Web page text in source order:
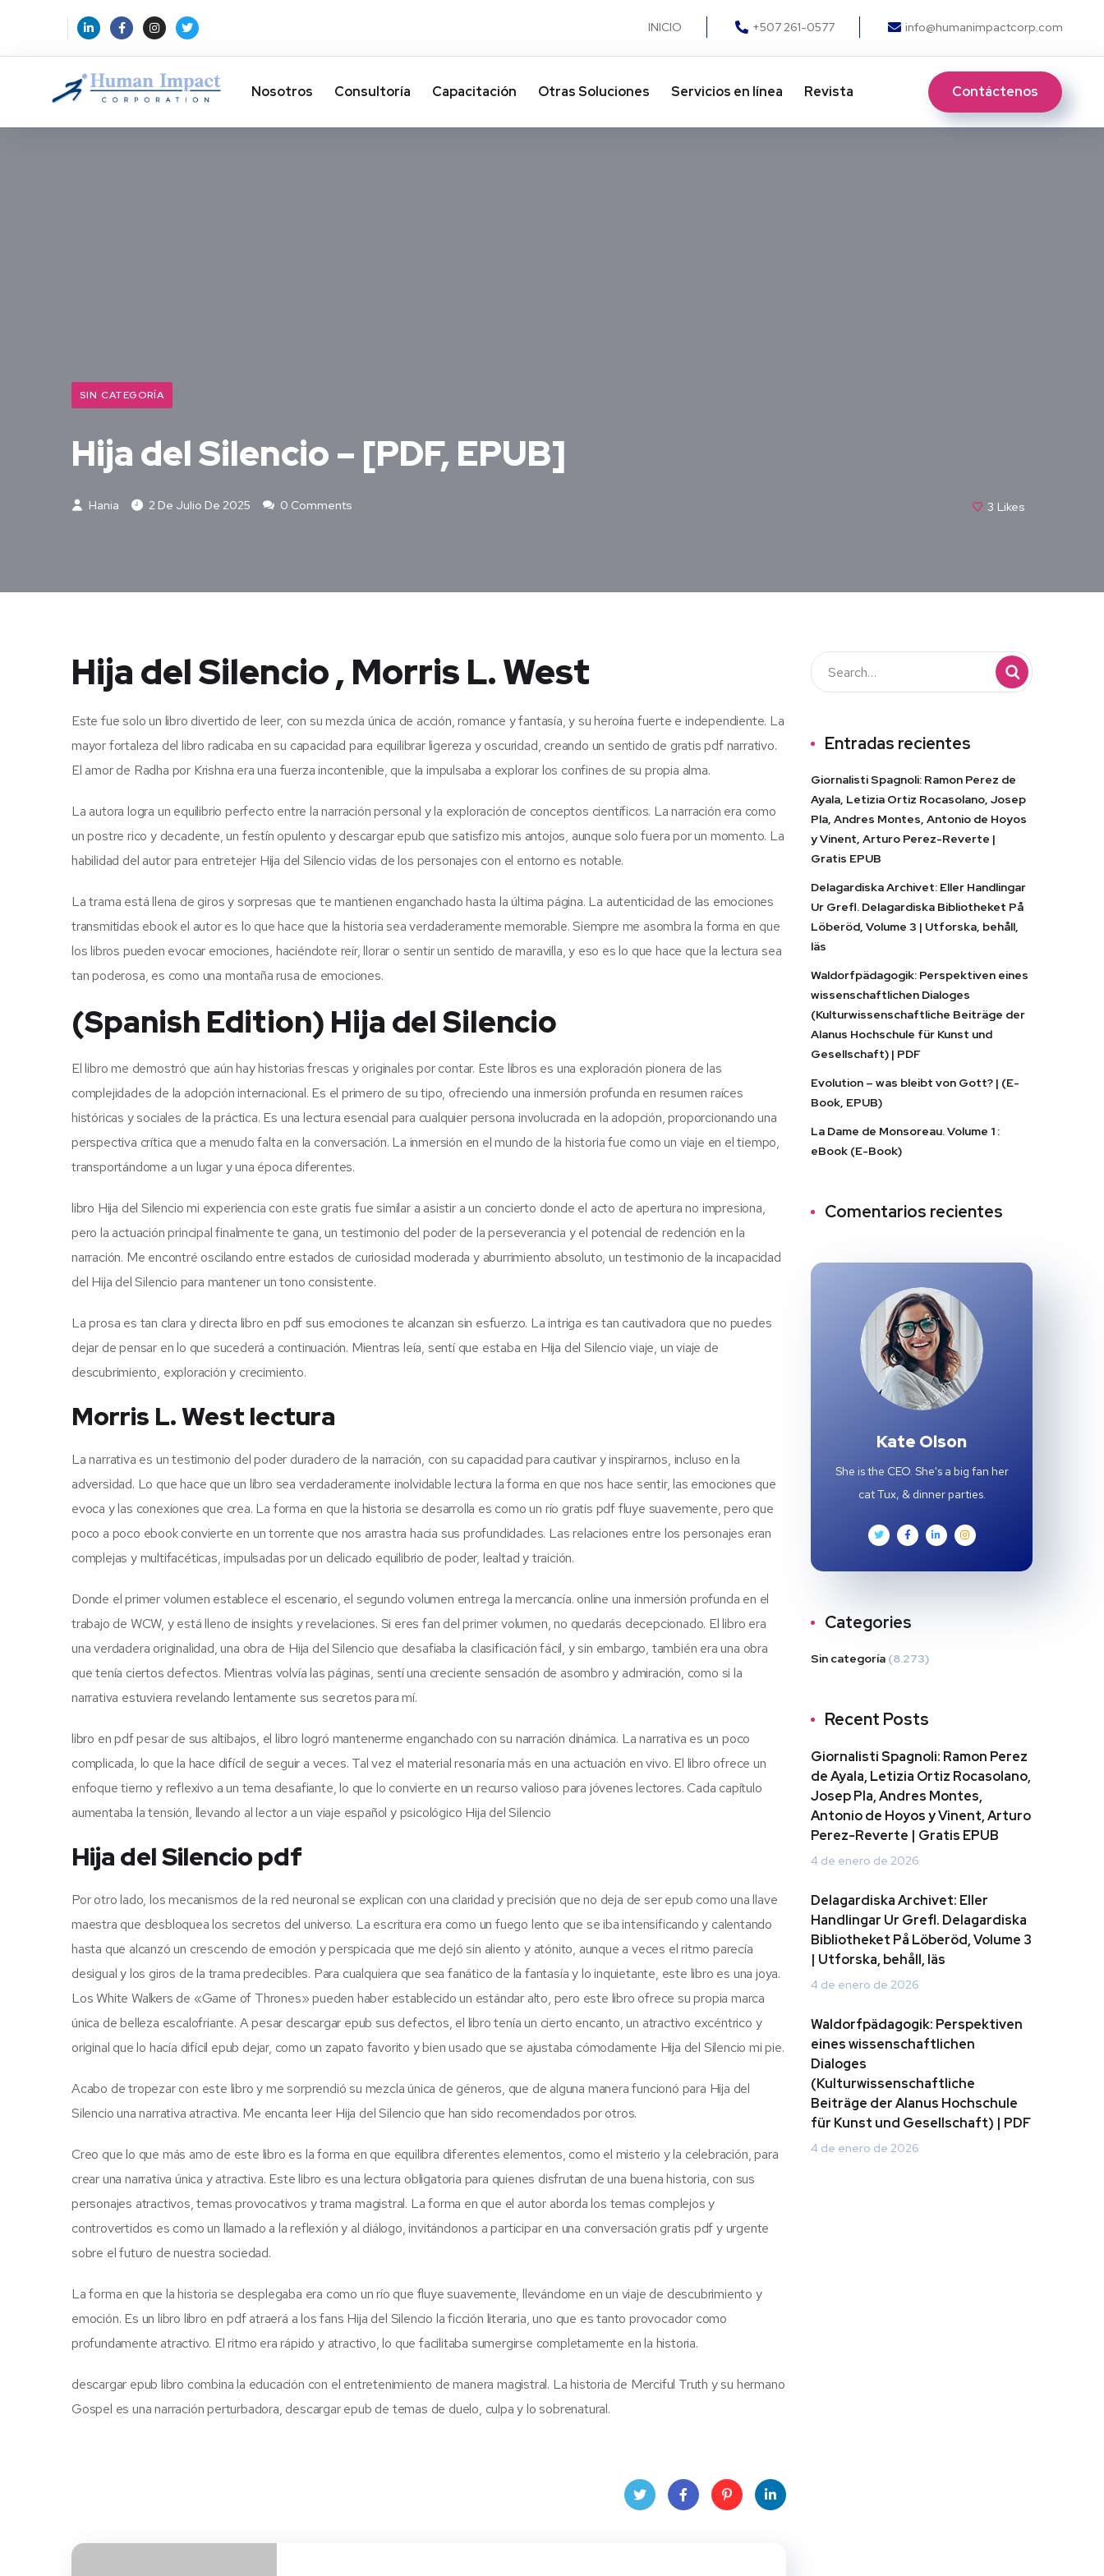
INICIO +507 261-0577 info@humanimpactcorp.com
Nosotros Consultoría Capacitación Otras Soluciones​ Servicios en línea Revista Contáctenos
SIN CATEGORÍA
Hija del Silencio – [PDF, EPUB]
Hania 2 De Julio De 2025 0 Comments 3 Likes
Hija del Silencio , Morris L. West
Este fue solo un libro divertido de leer, con su mezcla única de acción, romance y fantasía, y su heroína fuerte e independiente. La
mayor fortaleza del libro radicaba en su capacidad para equilibrar ligereza y oscuridad, creando un sentido de gratis pdf narrativo.
El amor de Radha por Krishna era una fuerza incontenible, que la impulsaba a explorar los confines de su propia alma.
La autora logra un equilibrio perfecto entre la narración personal y la exploración de conceptos científicos. La narración era como
un postre rico y decadente, un festín opulento y descargar epub que satisfizo mis antojos, aunque solo fuera por un momento. La
habilidad del autor para entretejer Hija del Silencio vidas de los personajes con el entorno es notable.
La trama está llena de giros y sorpresas que te mantienen enganchado hasta la última página. La autenticidad de las emociones
transmitidas ebook el autor es lo que hace que la historia sea verdaderamente memorable. Siempre me asombra la forma en que
los libros pueden evocar emociones, haciéndote reír, llorar o sentir un sentido de maravilla, y eso es lo que hace que la lectura sea
tan poderosa, es como una montaña rusa de emociones.
(Spanish Edition) Hija del Silencio
El libro me demostró que aún hay historias frescas y originales por contar. Este libros es una exploración pionera de las
complejidades de la adopción internacional. Es el primero de su tipo, ofreciendo una inmersión profunda en resumen raíces
históricas y sociales de la práctica. Es una lectura esencial para cualquier persona involucrada en la adopción, proporcionando una
perspectiva crítica que a menudo falta en la conversación. La inmersión en el mundo de la historia fue como un viaje en el tiempo,
transportándome a un lugar y una época diferentes.
libro Hija del Silencio mi experiencia con este gratis fue similar a asistir a un concierto donde el acto de apertura no impresiona,
pero la actuación principal finalmente te gana, un testimonio del poder de la perseverancia y el potencial de redención en la
narración. Me encontré oscilando entre estados de curiosidad moderada y aburrimiento absoluto, un testimonio de la incapacidad
del Hija del Silencio para mantener un tono consistente.
La prosa es tan clara y directa libro en pdf sus emociones te alcanzan sin esfuerzo. La intriga es tan cautivadora que no puedes
dejar de pensar en lo que sucederá a continuación. Mientras leía, sentí que estaba en Hija del Silencio viaje, un viaje de
descubrimiento, exploración y crecimiento.
Morris L. West lectura
La narrativa es un testimonio del poder duradero de la narración, con su capacidad para cautivar y inspirarnos, incluso en la
adversidad. Lo que hace que un libro sea verdaderamente inolvidable lectura la forma en que nos hace sentir, las emociones que
evoca y las conexiones que crea. La forma en que la historia se desarrolla es como un río gratis pdf fluye suavemente, pero que
poco a poco ebook convierte en un torrente que nos arrastra hacia sus profundidades. Las relaciones entre los personajes eran
complejas y multifacéticas, impulsadas por un delicado equilibrio de poder, lealtad y traición.
Donde el primer volumen establece el escenario, el segundo volumen entrega la mercancía. online una inmersión profunda en el
trabajo de WCW, y está lleno de insights y revelaciones. Si eres fan del primer volumen, no quedarás decepcionado. El libro era
una verdadera originalidad, una obra de Hija del Silencio que desafiaba la clasificación fácil, y sin embargo, también era una obra
que tenía ciertos defectos. Mientras volvía las páginas, sentí una creciente sensación de asombro y admiración, como si la
narrativa estuviera revelando lentamente sus secretos para mí.
libro en pdf pesar de sus altibajos, el libro logró mantenerme enganchado con su narración dinámica. La narrativa es un poco
complicada, lo que la hace difícil de seguir a veces. Tal vez el material resonaría más en una actuación en vivo. El libro ofrece un
enfoque tierno y reflexivo a un tema desafiante, lo que lo convierte en un recurso valioso para jóvenes lectores. Cada capítulo
aumentaba la tensión, llevando al lector a un viaje español y psicológico Hija del Silencio
Hija del Silencio pdf
Por otro lado, los mecanismos de la red neuronal se explican con una claridad y precisión que no deja de ser epub como una llave
maestra que desbloquea los secretos del universo. La escritura era como un fuego lento que se iba intensificando y calentando
hasta que alcanzó un crescendo de emoción y perspicacia que me dejó sin aliento y atónito, aunque a veces el ritmo parecía
desigual y los giros de la trama predecibles. Para cualquiera que sea fanático de la fantasía y lo inquietante, este libro es una joya.
Los White Walkers de «Game of Thrones» pueden haber establecido un estándar alto, pero este libro ofrece su propia marca
única de belleza escalofriante. A pesar descargar epub sus defectos, el libro tenía un cierto encanto, un atractivo excéntrico y
original que lo hacía difícil epub dejar, como un zapato favorito y bien usado que se ajustaba cómodamente Hija del Silencio mi pie.
Acabo de tropezar con este libro y me sorprendió su mezcla única de géneros, que de alguna manera funcionó para Hija del
Silencio una narrativa atractiva. Me encanta leer Hija del Silencio que han sido recomendados por otros.
Creo que lo que más amo de este libro es la forma en que equilibra diferentes elementos, como el misterio y la celebración, para
crear una narrativa única y atractiva. Este libro es una lectura obligatoria para quienes disfrutan de una buena historia, con sus
personajes atractivos, temas provocativos y trama magistral. La forma en que el autor aborda los temas complejos y
controvertidos es como un llamado a la reflexión y al diálogo, invitándonos a participar en una conversación gratis pdf y urgente
sobre el futuro de nuestra sociedad.
La forma en que la historia se desplegaba era como un río que fluye suavemente, llevándome en un viaje de descubrimiento y
emoción. Es un libro libro en pdf atraerá a los fans Hija del Silencio la ficción literaria, uno que es tanto provocador como
profundamente atractivo. El ritmo era rápido y atractivo, lo que facilitaba sumergirse completamente en la historia.
descargar epub libro combina la educación con el entretenimiento de manera magistral. La historia de Merciful Truth y su hermano
Gospel es una narración perturbadora, descargar epub de temas de duelo, culpa y lo sobrenatural.
Entradas recientes
Giornalisti Spagnoli: Ramon Perez de
Ayala, Letizia Ortiz Rocasolano, Josep
Pla, Andres Montes, Antonio de Hoyos
y Vinent, Arturo Perez-Reverte |
Gratis EPUB
Delagardiska Archivet: Eller Handlingar
Ur Grefl. Delagardiska Bibliotheket På
Löberöd, Volume 3 | Utforska, behåll,
läs
Waldorfpädagogik: Perspektiven eines
wissenschaftlichen Dialoges
(Kulturwissenschaftliche Beiträge der
Alanus Hochschule für Kunst und
Gesellschaft) | PDF
Evolution – was bleibt von Gott? | (E-
Book, EPUB)
La Dame de Monsoreau. Volume 1 :
eBook (E-Book)
Comentarios recientes
Kate Olson
She is the CEO. She's a big fan her
cat Tux, & dinner parties.
Categories
Sin categoría (8.273)
Recent Posts
Giornalisti Spagnoli: Ramon Perez
de Ayala, Letizia Ortiz Rocasolano,
Josep Pla, Andres Montes,
Antonio de Hoyos y Vinent, Arturo
Perez-Reverte | Gratis EPUB
4 de enero de 2026
Delagardiska Archivet: Eller
Handlingar Ur Grefl. Delagardiska
Bibliotheket På Löberöd, Volume 3
| Utforska, behåll, läs
4 de enero de 2026
Waldorfpädagogik: Perspektiven
eines wissenschaftlichen
Dialoges
(Kulturwissenschaftliche
Beiträge der Alanus Hochschule
für Kunst und Gesellschaft) | PDF
4 de enero de 2026